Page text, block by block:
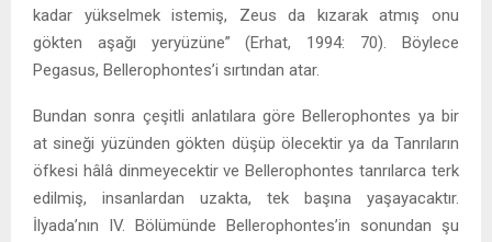
kadar yükselmek istemiş, Zeus da kızarak atmış onu
gökten aşağı yeryüzüne” (Erhat, 1994: 70). Böylece
Pegasus, Bellerophontes’i sırtından atar.
Bundan sonra çeşitli anlatılara göre Bellerophontes ya bir
at sineği yüzünden gökten düşüp ölecektir ya da Tanrıların
öfkesi hâlâ dinmeyecektir ve Bellerophontes tanrılarca terk
edilmiş, insanlardan uzakta, tek başına yaşayacaktır.
İlyada’nın IV. Bölümünde Bellerophontes’in sonundan şu